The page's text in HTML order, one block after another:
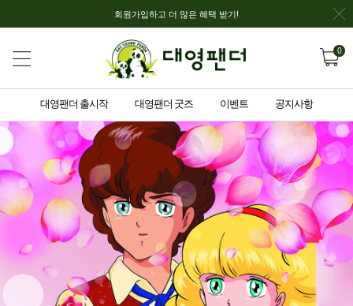
회원가입하고 더 많은 혜택 받기!
0
대영팬더 출시작 대영팬더 굿즈 이벤트 공지사항